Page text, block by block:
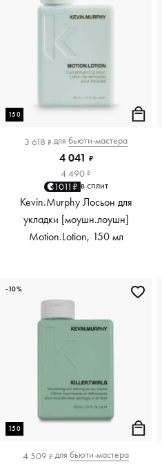
150
3 618 ₽ для бьюти-мастера
4 041 ₽
4 490 ₽
1011₽ в сплит
Kevin.Murphy Лосьон для
укладки [моушн.лоушн]
Motion.Lotion, 150 мл
150
4 509 ₽ для бьюти-мастера
-10%